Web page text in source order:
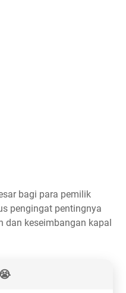
bagi para pemilik
pengingat pentingnya
keseimbangan kapal